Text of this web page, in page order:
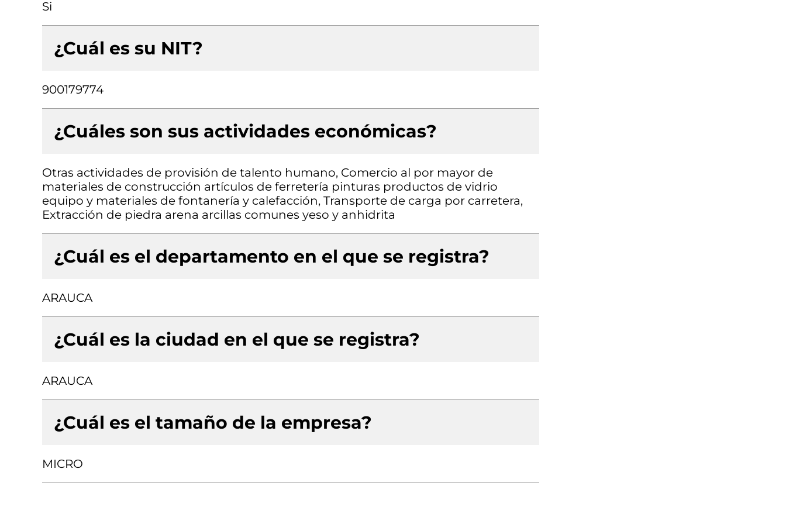
Si
¿Cuál es su NIT?
900179774
¿Cuáles son sus actividades económicas?
Otras actividades de provisión de talento humano, Comercio al por mayor de
materiales de construcción artículos de ferretería pinturas productos de vidrio
equipo y materiales de fontanería y calefacción, Transporte de carga por carretera,
Extracción de piedra arena arcillas comunes yeso y anhidrita
¿Cuál es el departamento en el que se registra?
ARAUCA
¿Cuál es la ciudad en el que se registra?
ARAUCA
¿Cuál es el tamaño de la empresa?
MICRO